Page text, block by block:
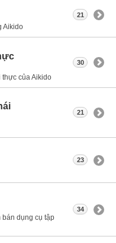
Aikido
21
của Aikido
30
21
23
bán dụng cụ tập
34